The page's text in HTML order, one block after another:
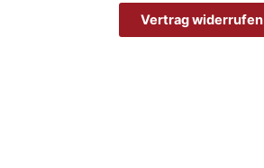
Vertrag widerrufen